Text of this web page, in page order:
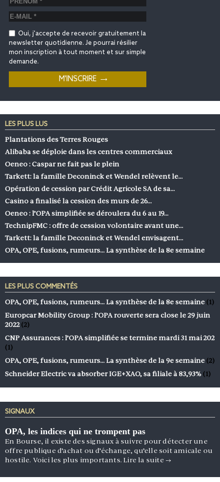
Oui, j'accepte de recevoir gratuitement la
newsletter quotidienne. Je pourrai résilier
mon inscription à tout moment et sur simple
demande.
LES PLUS LUS
Plantations des Terres Rouges
Alibaba se déploie dans les centres commerciaux
Oeneo : Caspar ne fait pas le plein
Tarkett: la famille Deconinck et Wendel relèvent le…
Opération de cession par Crédit Agricole SA de sa…
Casino a finalisé la cession des murs de 26…
Oeneo : l’OPA simplifiée se déroulera du 6 au 19…
TechnipFMC : offre de cession volontaire avant une…
Tarkett: la famille Deconinck et Wendel envisagent…
OPA, OPE, fusions, rumeurs… La synthèse de la 8e semaine
LES PLUS COMMENTÉS
OPA, OPE, fusions, rumeurs… La synthèse de la 8e semaine (1)
Europcar Mobility Group : l’OPA rouverte sera close le 29 juin
2022 (2)
CNP Assurances : l’OPA simplifiée se termine mardi 31 mai 202
(1)
OPA, OPE, fusions, rumeurs… La synthèse de la 9e semaine (2)
Schneider Electric va absorber IGE+XAO, sa filiale à 83,93% (1)
SIGNAUX
OPA, les indices qui ne trompent pas
En Bourse, il existe des signaux à suivre pour détecter une
offre publique d’achat ou d’échange, qu’elle soit amicale ou
hostile. Voici les plus importants.Lire la suite →